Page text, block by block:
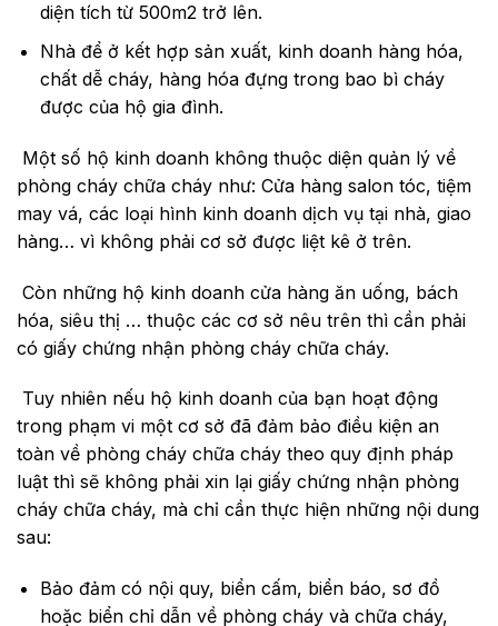
diện tích từ 500m2 trở lên.
Nhà để ở kết hợp sản xuất, kinh doanh hàng hóa,
chất dễ cháy, hàng hóa đựng trong bao bì cháy
được của hộ gia đình.
Một số hộ kinh doanh không thuộc diện quản lý về
phòng cháy chữa cháy như: Cửa hàng salon tóc, tiệm
may vá, các loại hình kinh doanh dịch vụ tại nhà, giao
hàng… vì không phải cơ sở được liệt kê ở trên.
Còn những hộ kinh doanh cửa hàng ăn uống, bách
hóa, siêu thị … thuộc các cơ sở nêu trên thì cần phải
có giấy chứng nhận phòng cháy chữa cháy.
Tuy nhiên nếu hộ kinh doanh của bạn hoạt động
trong phạm vi một cơ sở đã đảm bảo điều kiện an
toàn về phòng cháy chữa cháy theo quy định pháp
luật thì sẽ không phải xin lại giấy chứng nhận phòng
cháy chữa cháy, mà chỉ cần thực hiện những nội dung
sau:
Bảo đảm có nội quy, biển cấm, biển báo, sơ đồ
hoặc biển chỉ dẫn về phòng cháy và chữa cháy,